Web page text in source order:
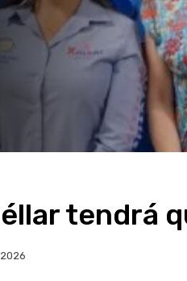
tendrá